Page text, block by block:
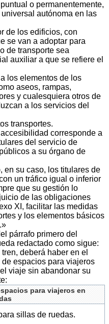
o permanentemente,
autónoma en las
de los edificios, con
se van a adoptar para
de transporte sea
auxiliar a que se refiere el
los elementos de los
aseos, rampas,
y cualesquiera otros de
a los servicios del
transportes.
corresponde a
del servicio de
a su órgano de
en su caso, los titulares de
un tráfico igual o inferior
que su gestión lo
de las obligaciones
XI, facilitar las medidas
y los elementos básicos
párrafo primero del
redactado como sigue:
deberá haber en el
espacios para viajeros
viaje sin abandonar su
para viajeros en
sillas de ruedas.